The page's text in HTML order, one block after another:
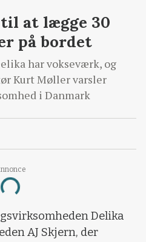
Loading...
at lægge 30
på bordet
har vokseværk, og
Kurt Møller varsler
i Danmark
Delika
AJ Skjern, der